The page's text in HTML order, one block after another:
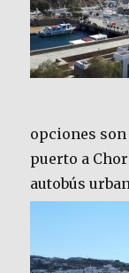
opciones
puerto a
autobús